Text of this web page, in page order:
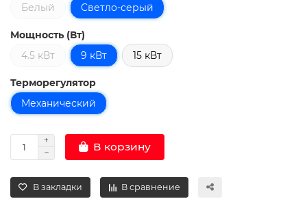
Белый
Cветло-серый
Мощность (Вт)
4.5 кВт
9 кВт 15 кВт
Терморегулятор
Механический
В корзину
В закладки В сравнение